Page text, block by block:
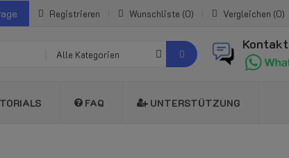
Registrieren Wunschliste 0 Vergleichen 0
Alle Kategorien
Kontakt
FAQ UNTERSTÜTZUNG